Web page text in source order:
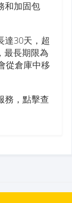
和加固包
達30天，超
最長期限為
從倉庫中移
務，點擊查